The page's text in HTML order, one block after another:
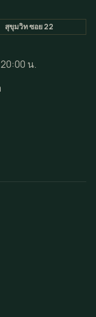
สุขุมวิท ซอย 22
น.